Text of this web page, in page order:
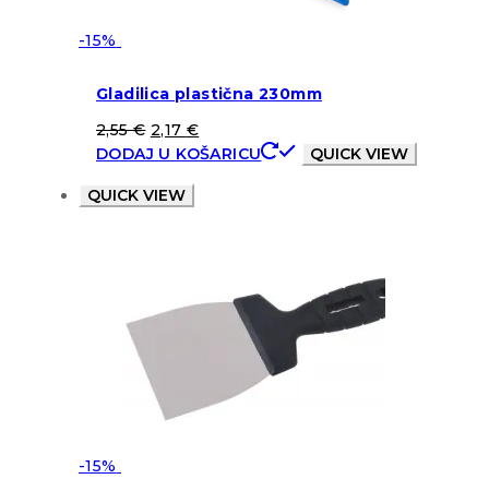
-15%
Gladilica plastična 230mm
2,55€ 2,17 €
DODAJ U KOŠARICU
QUICK VIEW
QUICK VIEW
-15%